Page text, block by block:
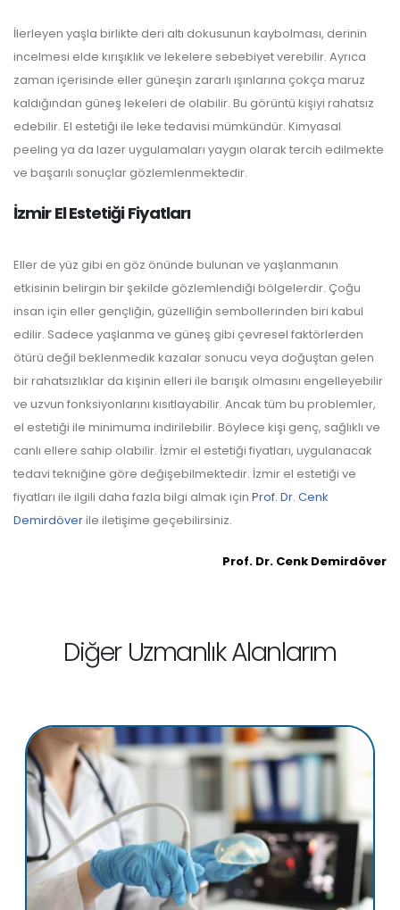
İlerleyen yaşla birlikte deri altı dokusunun kaybolması, derinin
incelmesi elde kırışıklık ve lekelere sebebiyet verebilir. Ayrıca
zaman içerisinde eller güneşin zararlı ışınlarına çokça maruz
kaldığından güneş lekeleri de olabilir. Bu görüntü kişiyi rahatsız
edebilir. El estetiği ile leke tedavisi mümkündür. Kimyasal
peeling ya da lazer uygulamaları yaygın olarak tercih edilmekte
ve başarılı sonuçlar gözlemlenmektedir.
İzmir El Estetiği Fiyatları
Eller de yüz gibi en göz önünde bulunan ve yaşlanmanın
etkisinin belirgin bir şekilde gözlemlendiği bölgelerdir. Çoğu
insan için eller gençliğin, güzelliğin sembollerinden biri kabul
edilir. Sadece yaşlanma ve güneş gibi çevresel faktörlerden
ötürü değil beklenmedik kazalar sonucu veya doğuştan gelen
bir rahatsızlıklar da kişinin elleri ile barışık olmasını engelleyebilir
ve uzvun fonksiyonlarını kısıtlayabilir. Ancak tüm bu problemler,
el estetiği ile minimuma indirilebilir. Böylece kişi genç, sağlıklı ve
canlı ellere sahip olabilir. İzmir el estetiği fiyatları, uygulanacak
tedavi tekniğine göre değişebilmektedir. İzmir el estetiği ve
fiyatları ile ilgili daha fazla bilgi almak için Prof. Dr. Cenk
Demirdöverile iletişime geçebilirsiniz.
Prof. Dr. Cenk Demirdöver
Diğer Uzmanlık Alanlarım